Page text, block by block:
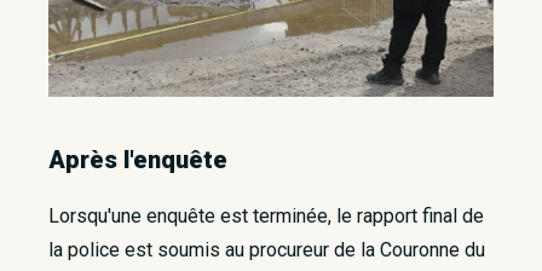
Après l'enquête
Lorsqu'une enquête est terminée, le rapport final de
la police est soumis au procureur de la Couronne du